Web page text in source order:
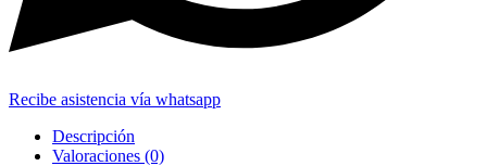
Recibe asistencia vía whatsapp
Descripción
Valoraciones (0)